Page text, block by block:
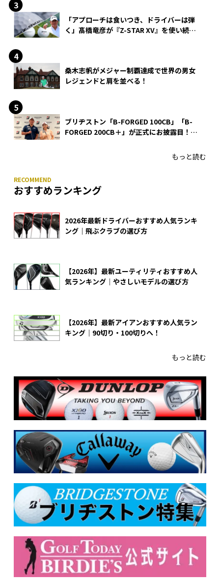
「アプローチは食いつき、ドライバーは弾
く」髙橋竜彦が『Z-STAR XV』を使い続け
桑木志帆がメジャー制覇達成で世界の男女
レジェンドと肩を並べる！
ブリヂストン「B-FORGED 100CB」「B-
FORGED 200CB＋」が正式にお披露目！
もっと読む
おすすめランキング
2026年最新ドライバーおすすめ人気ランキ
ング｜飛ぶクラブの選び方
【2026年】最新ユーティリティおすすめ人
気ランキング｜やさしいモデルの選び方
【2026年】最新アイアンおすすめ人気ラン
キング｜90切り・100切りへ！
もっと読む